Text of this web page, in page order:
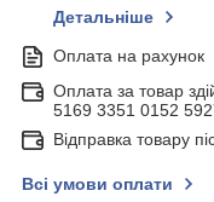
Детальніше
Оплата на рахунок
Оплата за товар
5169 3351 0152
Відправка товару
Всі умови оплати